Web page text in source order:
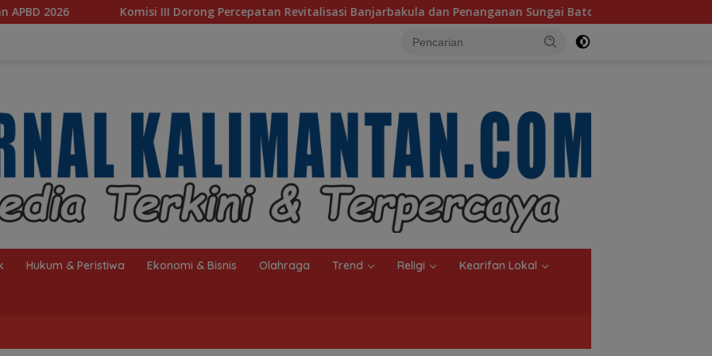
Dorong Percepatan Revitalisasi Banjarbakula dan Penanganan Sungai Batola Pemerintah Tegaskan Komitmen
Hukum & Peristiwa Ekonomi & Bisnis Olahraga Trend Religi Kearifan Lokal